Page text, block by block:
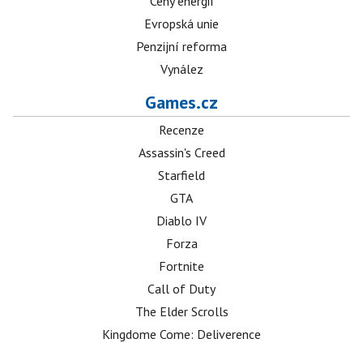
Evropská unie
Penzijní reforma
Vynález
Games.cz
Recenze
Assassin's Creed
Starfield
GTA
Diablo IV
Forza
Fortnite
Call of Duty
The Elder Scrolls
Kingdome Come: Deliverence